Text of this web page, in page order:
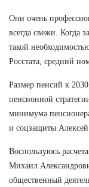
Они очень
всегда свежи. Когда
такой
Росстата, средний
Размер пенсий к
пенсионной
минимума
и соцзащиты Алексей
Воспользуюсь
Михаил
общественный